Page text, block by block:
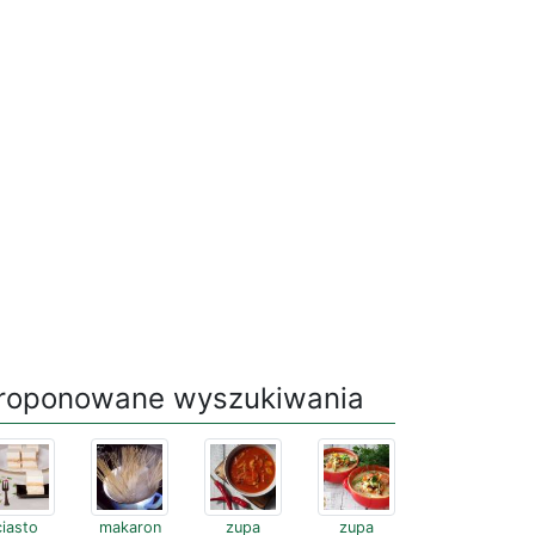
wyszukiwania
makaron zupa zupa